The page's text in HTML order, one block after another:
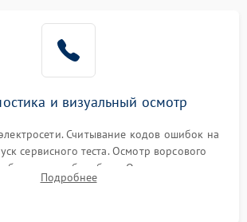
и визуальный осмотр
Считывание кодов ошибок на
сервисного теста. Осмотр ворсового
и барабана. Опрос клиента о
сушит, не крутит барабан, сильно шумит
Подробнее